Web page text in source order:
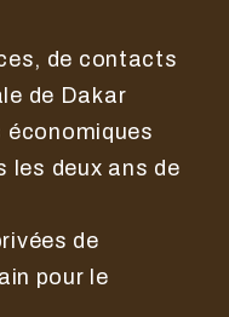
de contacts
de Dakar
économiques
les deux ans de
de
pour le